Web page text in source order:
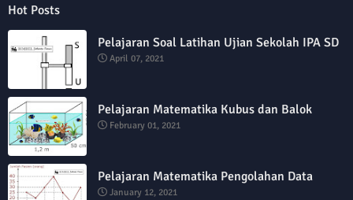
Hot Posts
Pelajaran Soal Latihan Ujian Sekolah IPA SD
April 07, 2021
Pelajaran Matematika Kubus dan Balok
February 01, 2021
Pelajaran Matematika Pengolahan Data
January 12, 2021